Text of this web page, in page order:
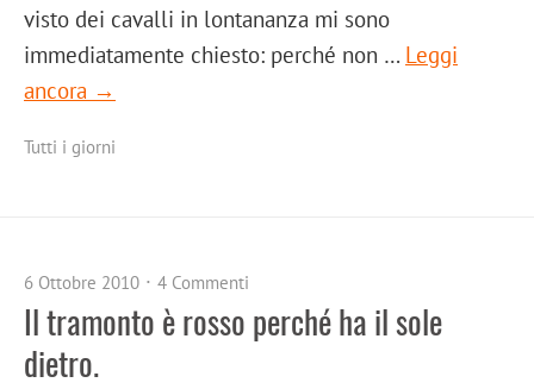
visto dei cavalli in lontananza mi sono
immediatamente chiesto: perché non … Leggi
ancora →
Tutti i giorni
6 Ottobre 2010 4 Commenti
Il tramonto è rosso perché ha il sole
dietro.